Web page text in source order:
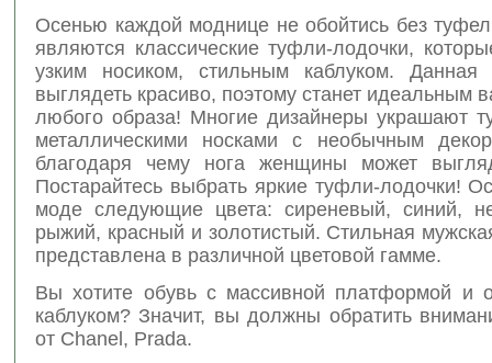
Осенью каждой моднице не обойтись без
являются классические туфли-лодочки,
узким носиком, стильным каблуком. Данная
выглядеть красиво, поэтому станет идеальным
любого образа! Многие дизайнеры украшают
металлическими носками с необычным
благодаря чему нога женщины может
Постарайтесь выбрать яркие туфли-лодочки!
моде следующие цвета: сиреневый, синий,
рыжий, красный и золотистый. Стильная
представлена в различной цветовой гамме.
Вы хотите обувь с массивной платформой и
каблуком? Значит, вы должны обратить
от Chanel, Prada.